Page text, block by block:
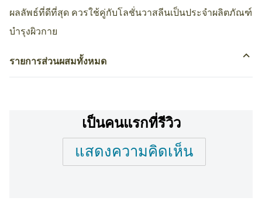
ผลลัพธ์ที่ดีที่สุด ควรใช้คู่กับโลชั่นวาสลีนเป็นประจำผลิตภัณฑ์
บำรุงผิวกาย
รายการส่วนผสมทั้งหมด
เป็นคนแรกที่รีวิว
แสดงความคิดเห็น